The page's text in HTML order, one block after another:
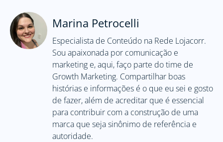
Marina Petrocelli
Especialista de Conteúdo na Rede Lojacorr.
Sou apaixonada por comunicação e
marketing e, aqui, faço parte do time de
Growth Marketing. Compartilhar boas
histórias e informações é o que eu sei e gosto
de fazer, além de acreditar que é essencial
para contribuir com a construção de uma
marca que seja sinônimo de referência e
autoridade.